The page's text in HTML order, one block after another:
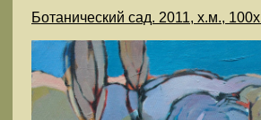
Ботанический сад. 2011, х.м.,